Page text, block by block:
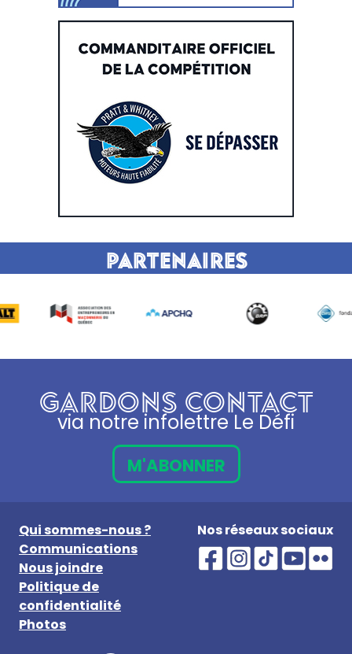
Partenaires
GARDONS CONTACT
via notre infolettre Le Défi
M'ABONNER
Qui sommes-nous ?
Communications
Nous joindre
Politique de
confidentialité
Photos
Nos réseaux sociaux